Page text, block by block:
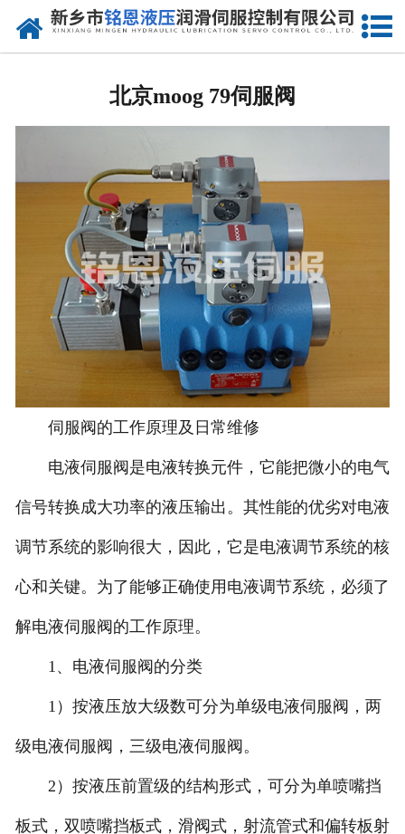
网站首页
- 北京Parker比例阀
- 北京vickers比例阀
- 北京ARGO-HYTOS比例阀
- 北京atos比例阀
北京进口伺服阀维修
- 北京MOOG伺服阀
- 北京力士乐伺服阀
- 北京EMG伺服阀
- 北京MTS伺服阀
北京moog 79伺服阀
伺服阀的工作原理及日常维修
电液伺服阀是电液转换元件，它能把微小的电气
信号转换成大功率的液压输出。其性能的优劣对电液
调节系统的影响很大，因此，它是电液调节系统的核
心和关键。为了能够正确使用电液调节系统，必须了
解电液伺服阀的工作原理。
1、电液伺服阀的分类
1）按液压放大级数可分为单级电液伺服阀，两
级电液伺服阀，三级电液伺服阀。
2）按液压前置级的结构形式，可分为单喷嘴挡
板式，双喷嘴挡板式，滑阀式，射流管式和偏转板射